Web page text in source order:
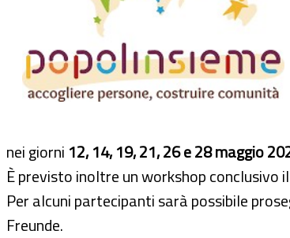
nei giorni 12, 14, 19, 21, 26 e 28 maggio
È previsto inoltre un workshop conclusivo
Per alcuni partecipanti sarà possibile
Freunde.